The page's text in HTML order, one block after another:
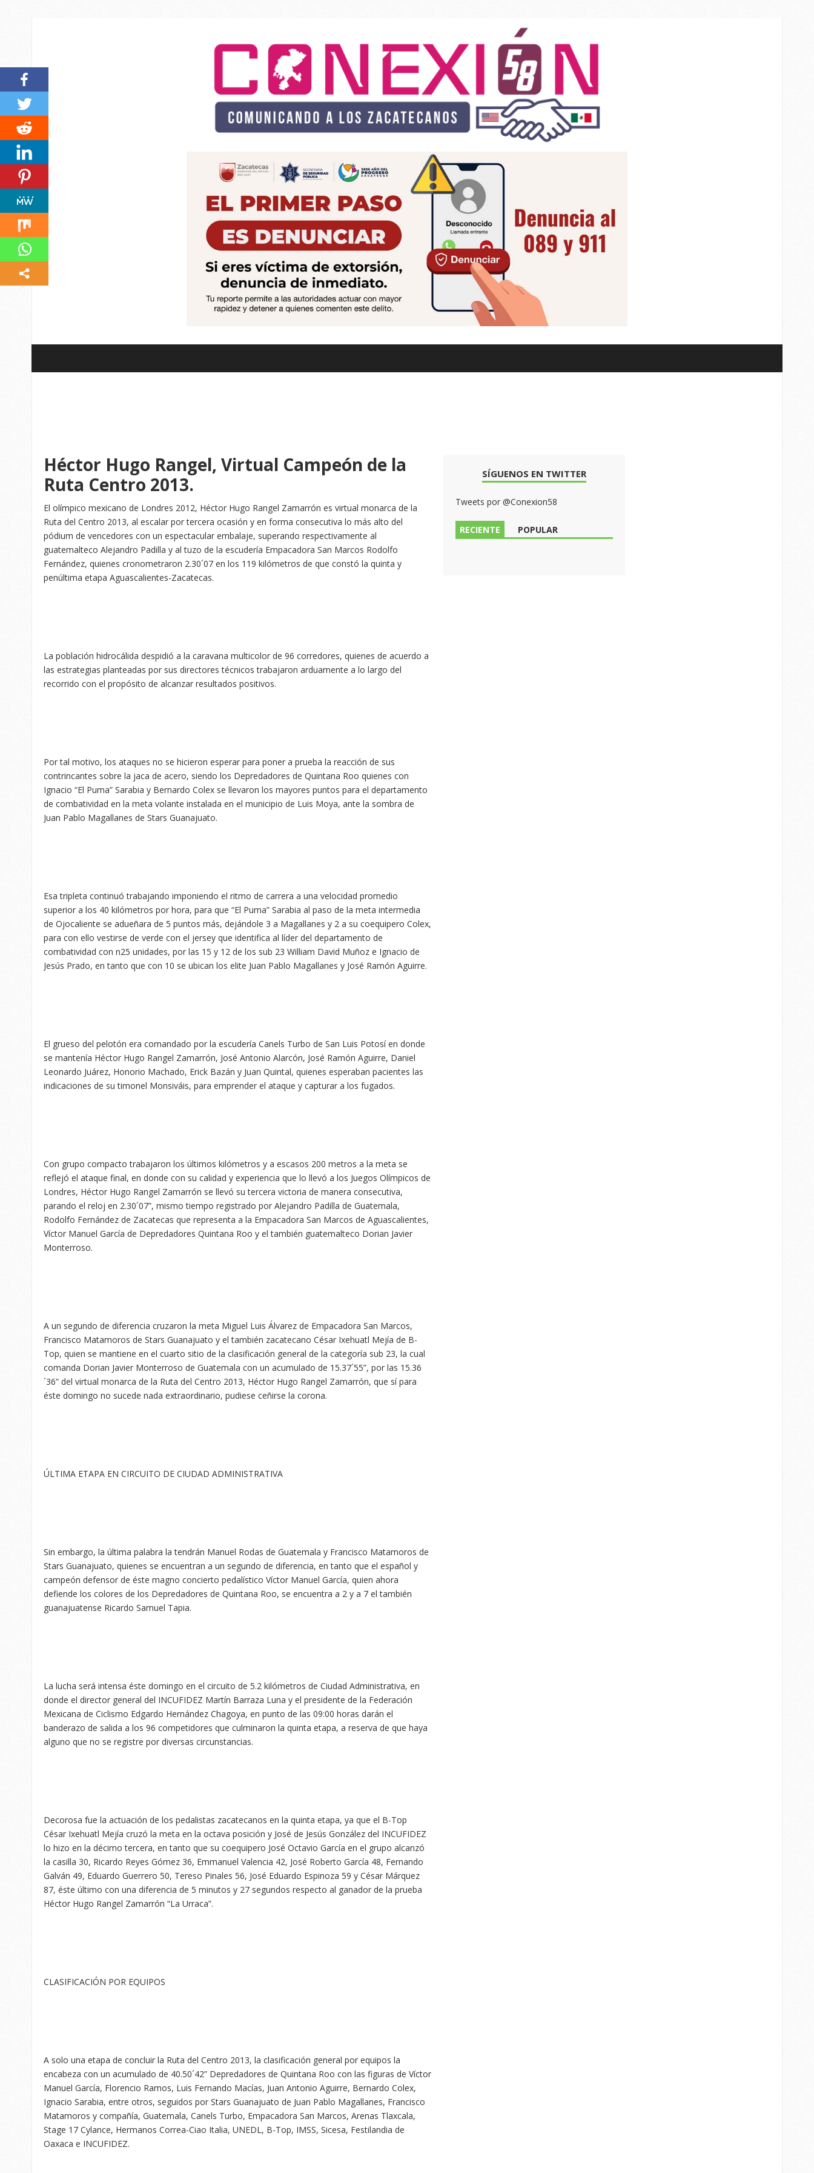
Héctor Hugo Rangel, Virtual Campeón de la
Ruta Centro 2013.
El olímpico mexicano de Londres 2012, Héctor Hugo Rangel Zamarrón es virtual monarca de la
Ruta del Centro 2013, al escalar por tercera ocasión y en forma consecutiva lo más alto del
pódium de vencedores con un espectacular embalaje, superando respectivamente al
guatemalteco Alejandro Padilla y al tuzo de la escudería Empacadora San Marcos Rodolfo
Fernández, quienes cronometraron 2.30´07 en los 119 kilómetros de que constó la quinta y
penúltima etapa Aguascalientes-Zacatecas.
La población hidrocálida despidió a la caravana multicolor de 96 corredores, quienes de acuerdo a
las estrategias planteadas por sus directores técnicos trabajaron arduamente a lo largo del
recorrido con el propósito de alcanzar resultados positivos.
Por tal motivo, los ataques no se hicieron esperar para poner a prueba la reacción de sus
contrincantes sobre la jaca de acero, siendo los Depredadores de Quintana Roo quienes con
Ignacio “El Puma” Sarabia y Bernardo Colex se llevaron los mayores puntos para el departamento
de combatividad en la meta volante instalada en el municipio de Luis Moya, ante la sombra de
Juan Pablo Magallanes de Stars Guanajuato.
Esa tripleta continuó trabajando imponiendo el ritmo de carrera a una velocidad promedio
superior a los 40 kilómetros por hora, para que “El Puma” Sarabia al paso de la meta intermedia
de Ojocaliente se adueñara de 5 puntos más, dejándole 3 a Magallanes y 2 a su coequipero Colex,
para con ello vestirse de verde con el jersey que identifica al líder del departamento de
combatividad con n25 unidades, por las 15 y 12 de los sub 23 William David Muñoz e Ignacio de
Jesús Prado, en tanto que con 10 se ubican los elite Juan Pablo Magallanes y José Ramón Aguirre.
El grueso del pelotón era comandado por la escudería Canels Turbo de San Luis Potosí en donde
se mantenía Héctor Hugo Rangel Zamarrón, José Antonio Alarcón, José Ramón Aguirre, Daniel
Leonardo Juárez, Honorio Machado, Erick Bazán y Juan Quintal, quienes esperaban pacientes las
indicaciones de su timonel Monsiváis, para emprender el ataque y capturar a los fugados.
Con grupo compacto trabajaron los últimos kilómetros y a escasos 200 metros a la meta se
reflejó el ataque final, en donde con su calidad y experiencia que lo llevó a los Juegos Olímpicos de
Londres, Héctor Hugo Rangel Zamarrón se llevó su tercera victoria de manera consecutiva,
parando el reloj en 2.30´07”, mismo tiempo registrado por Alejandro Padilla de Guatemala,
Rodolfo Fernández de Zacatecas que representa a la Empacadora San Marcos de Aguascalientes,
Víctor Manuel García de Depredadores Quintana Roo y el también guatemalteco Dorian Javier
Monterroso.
A un segundo de diferencia cruzaron la meta Miguel Luis Álvarez de Empacadora San Marcos,
Francisco Matamoros de Stars Guanajuato y el también zacatecano César Ixehuatl Mejía de B-
Top, quien se mantiene en el cuarto sitio de la clasificación general de la categoría sub 23, la cual
comanda Dorian Javier Monterroso de Guatemala con un acumulado de 15.37´55”, por las 15.36
´36” del virtual monarca de la Ruta del Centro 2013, Héctor Hugo Rangel Zamarrón, que sí para
éste domingo no sucede nada extraordinario, pudiese ceñirse la corona.
ÚLTIMA ETAPA EN CIRCUITO DE CIUDAD ADMINISTRATIVA
Sin embargo, la última palabra la tendrán Manuel Rodas de Guatemala y Francisco Matamoros de
Stars Guanajuato, quienes se encuentran a un segundo de diferencia, en tanto que el español y
campeón defensor de éste magno concierto pedalístico Víctor Manuel García, quien ahora
defiende los colores de los Depredadores de Quintana Roo, se encuentra a 2 y a 7 el también
guanajuatense Ricardo Samuel Tapia.
La lucha será intensa éste domingo en el circuito de 5.2 kilómetros de Ciudad Administrativa, en
donde el director general del INCUFIDEZ Martín Barraza Luna y el presidente de la Federación
Mexicana de Ciclismo Edgardo Hernández Chagoya, en punto de las 09:00 horas darán el
banderazo de salida a los 96 competidores que culminaron la quinta etapa, a reserva de que haya
alguno que no se registre por diversas circunstancias.
Decorosa fue la actuación de los pedalistas zacatecanos en la quinta etapa, ya que el B-Top
César Ixehuatl Mejía cruzó la meta en la octava posición y José de Jesús González del INCUFIDEZ
lo hizo en la décimo tercera, en tanto que su coequipero José Octavio García en el grupo alcanzó
la casilla 30, Ricardo Reyes Gómez 36, Emmanuel Valencia 42, José Roberto García 48, Fernando
Galván 49, Eduardo Guerrero 50, Tereso Pinales 56, José Eduardo Espinoza 59 y César Márquez
87, éste último con una diferencia de 5 minutos y 27 segundos respecto al ganador de la prueba
Héctor Hugo Rangel Zamarrón “La Urraca”.
CLASIFICACIÓN POR EQUIPOS
A solo una etapa de concluir la Ruta del Centro 2013, la clasificación general por equipos la
encabeza con un acumulado de 40.50´42” Depredadores de Quintana Roo con las figuras de Víctor
Manuel García, Florencio Ramos, Luis Fernando Macías, Juan Antonio Aguirre, Bernardo Colex,
Ignacio Sarabia, entre otros, seguidos por Stars Guanajuato de Juan Pablo Magallanes, Francisco
Matamoros y compañía, Guatemala, Canels Turbo, Empacadora San Marcos, Arenas Tlaxcala,
Stage 17 Cylance, Hermanos Correa-Ciao Italia, UNEDL, B-Top, IMSS, Sicesa, Festilandia de
Oaxaca e INCUFIDEZ.
SÍGUENOS EN TWITTER
Tweets por @Conexion58
RECIENTE POPULAR